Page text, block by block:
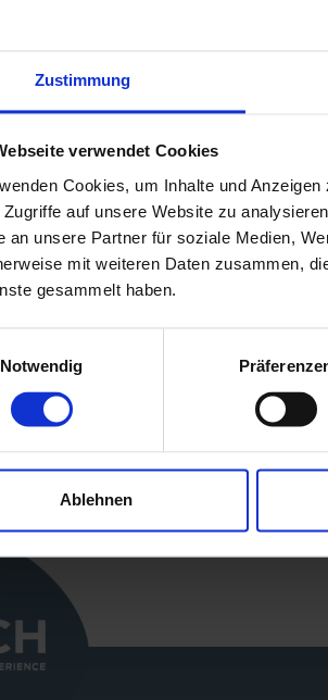
Zustimmung
verwendet Cookies
Cookies, um Inhalte und
Zugriffe auf unsere Website zu
an unsere Partner für soziale Medien,
mit weiteren Daten zusammen,
gesammelt haben.
Notwendig
Ablehnen
Also available as a version
Downloads